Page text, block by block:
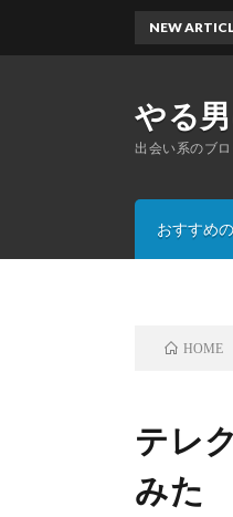
やる
出会い系のブ
おすすめ
NEW
HOME
テレ
みた